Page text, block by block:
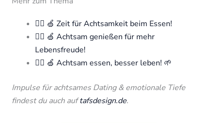
🧘‍♀️ 🍏 Zeit für Achtsamkeit beim Essen!
🧘‍♀️ 🍏 Achtsam genießen für mehr
Lebensfreude!
🧘‍♀️ 🍏 Achtsam essen, besser leben! 🌱
Impulse für achtsames Dating & emotionale Tiefe
findest du auch auftafsdesign.de.